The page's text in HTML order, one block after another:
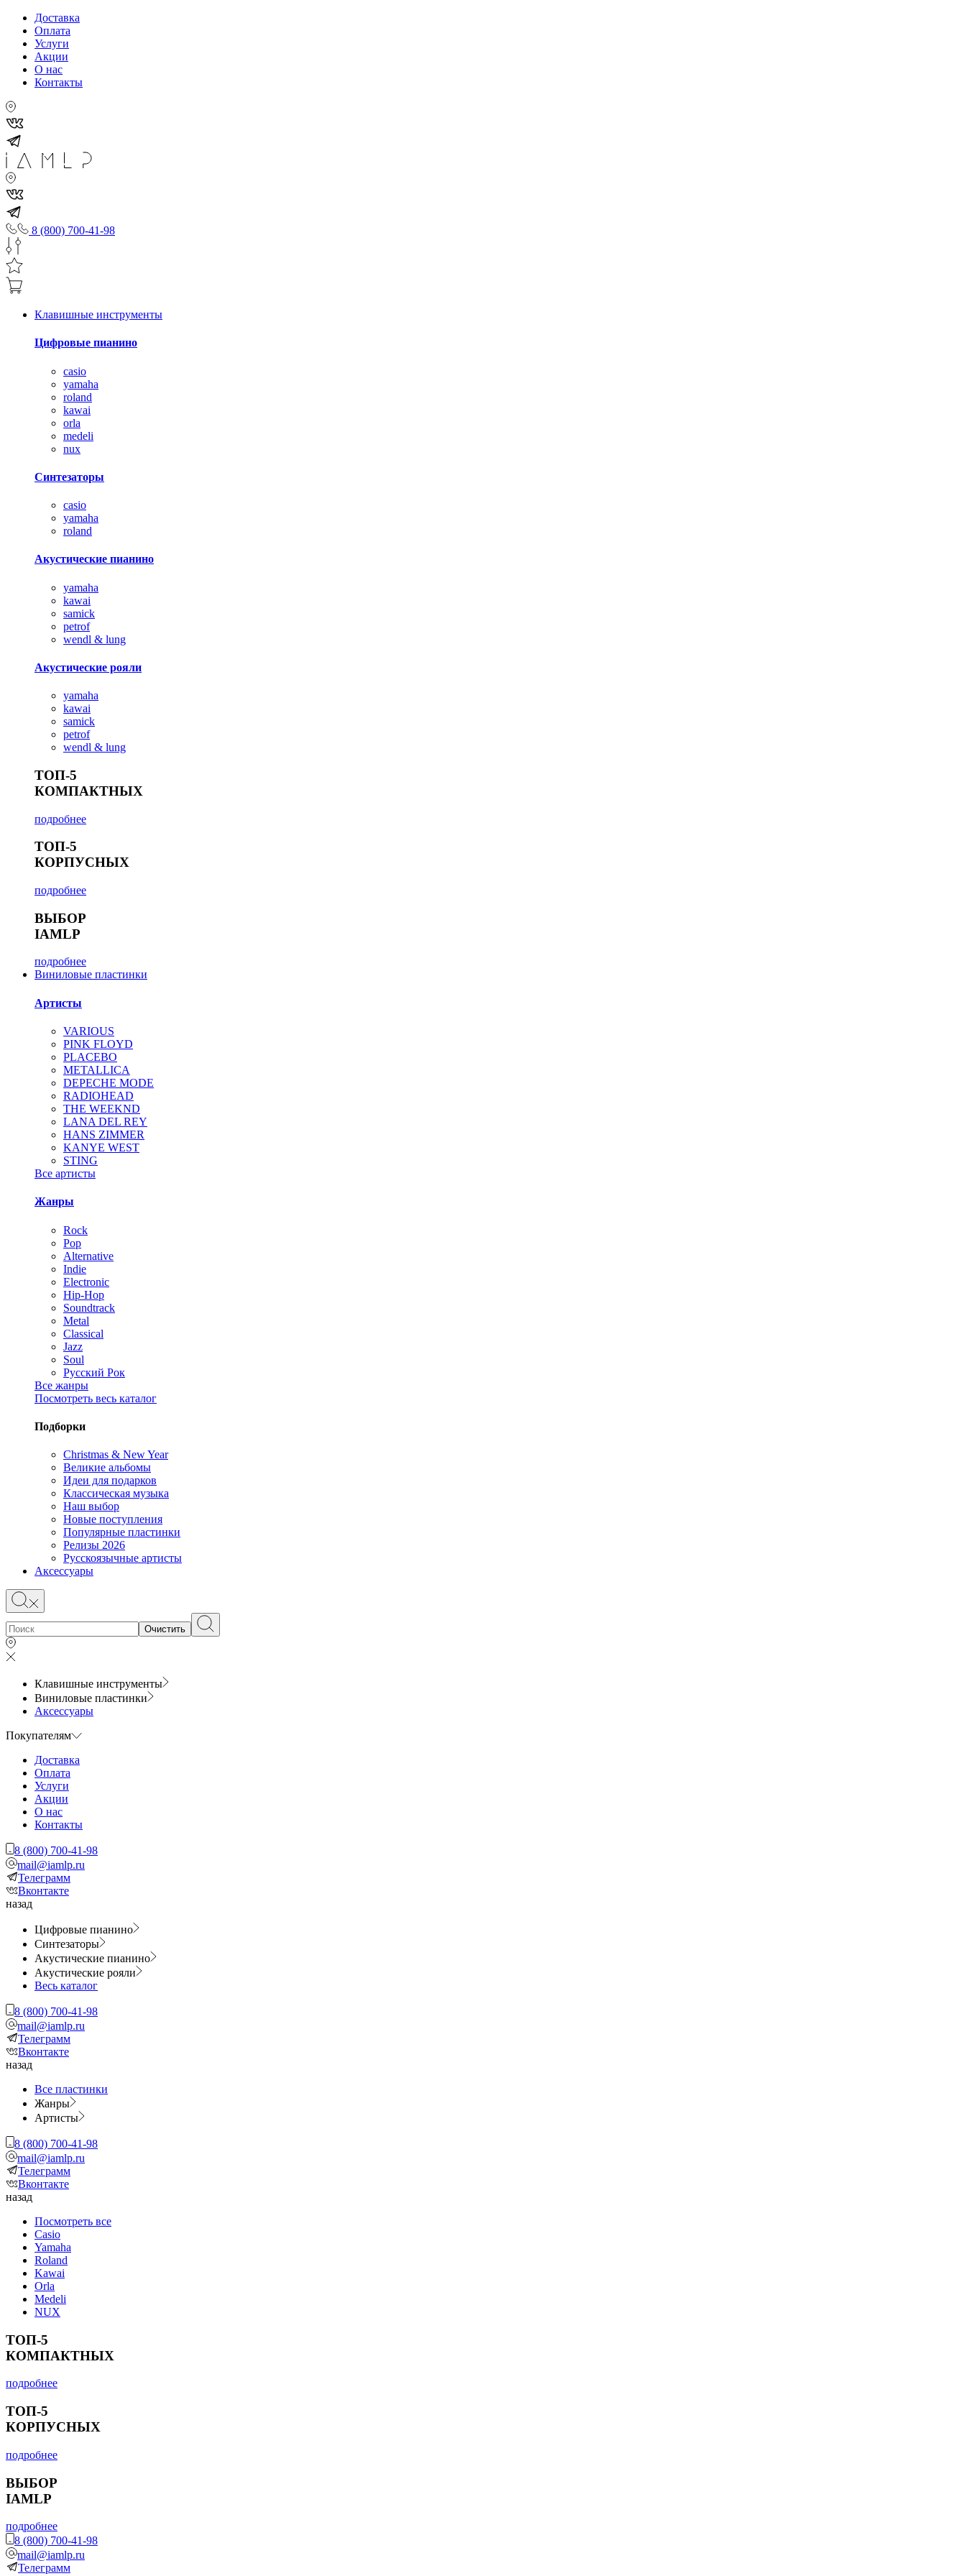
Доставка
Оплата
Услуги
Акции
О нас
Контакты
8 (800) 700-41-98
Клавишные инструменты
Цифровые пианино
casio
yamaha
roland
kawai
orla
medeli
nux
Синтезаторы
casio
yamaha
roland
Акустические пианино
yamaha
kawai
samick
petrof
wendl & lung
Акустические рояли
yamaha
kawai
samick
petrof
wendl & lung
ТОП-5
КОМПАКТНЫХ
подробнее
ТОП-5
КОРПУСНЫХ
подробнее
ВЫБОР
IAMLP
подробнее
Виниловые пластинки
Артисты
VARIOUS
PINK FLOYD
PLACEBO
METALLICA
DEPECHE MODE
RADIOHEAD
THE WEEKND
LANA DEL REY
HANS ZIMMER
KANYE WEST
STING
Все артисты
Жанры
Rock
Pop
Alternative
Indie
Electronic
Hip-Hop
Soundtrack
Metal
Classical
Jazz
Soul
Русский Рок
Все жанры
Посмотреть весь каталог
Подборки
Christmas & New Year
Великие альбомы
Идеи для подарков
Классическая музыка
Наш выбор
Новые поступления
Популярные пластинки
Релизы 2026
Русскоязычные артисты
Аксессуары
Очистить
Клавишные инструменты
Виниловые пластинки
Аксессуары
Покупателям
Доставка
Оплата
Услуги
Акции
О нас
Контакты
8 (800) 700-41-98
mail@iamlp.ru
Телеграмм
Вконтакте
назад
Цифровые пианино
Синтезаторы
Акустические пианино
Акустические рояли
Весь каталог
8 (800) 700-41-98
mail@iamlp.ru
Телеграмм
Вконтакте
назад
Все пластинки
Жанры
Артисты
8 (800) 700-41-98
mail@iamlp.ru
Телеграмм
Вконтакте
назад
Посмотреть все
Casio
Yamaha
Roland
Kawai
Orla
Medeli
NUX
ТОП-5
КОМПАКТНЫХ
подробнее
ТОП-5
КОРПУСНЫХ
подробнее
ВЫБОР
IAMLP
подробнее
8 (800) 700-41-98
mail@iamlp.ru
Телеграмм